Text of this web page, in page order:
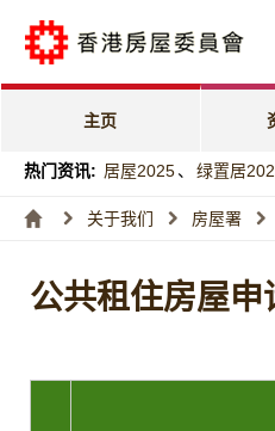
主页
热门资讯: 居屋2025、 绿置居
关于我们 房屋署
公共租住房屋申